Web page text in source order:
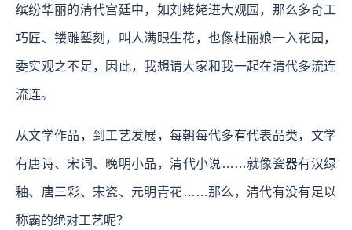
缤纷华丽的清代宫廷中，如刘姥姥进大观园，那么多奇工
巧匠、镂雕錾刻，叫人满眼生花，也像杜丽娘一入花园，
委实观之不足，因此，我想请大家和我一起在清代多流连
流连。
从文学作品，到工艺发展，每朝每代多有代表品类，文学
有唐诗、宋词、晚明小品，清代小说……就像瓷器有汉绿
釉、唐三彩、宋瓷、元明青花……那么，清代有没有足以
称霸的绝对工艺呢？